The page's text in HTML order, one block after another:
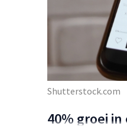
Shutterstock.com
40% groei in